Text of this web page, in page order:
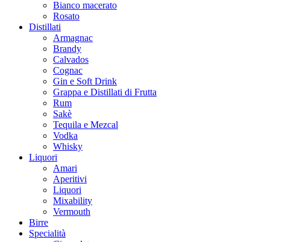
Bianco macerato
Rosato
Distillati
Armagnac
Brandy
Calvados
Cognac
Gin e Soft Drink
Grappa e Distillati di Frutta
Rum
Sakè
Tequila e Mezcal
Vodka
Whisky
Liquori
Amari
Aperitivi
Liquori
Mixability
Vermouth
Birre
Specialità